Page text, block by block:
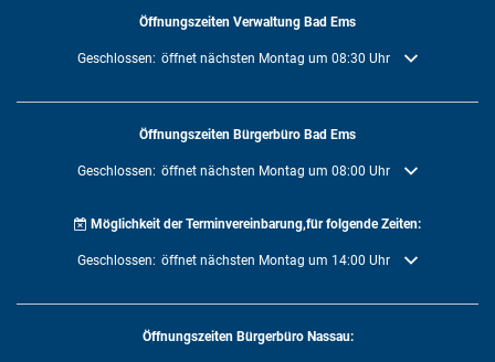
Öffnungszeiten Verwaltung Bad Ems
Klicken, um weitere Öffnungs- oder Schließzeiten auszublenden
Geschlossen: öffnet nächsten Montag um 08:30 Uhr
Öffnungszeiten Bürgerbüro Bad Ems
Klicken, um weitere Öffnungs- oder Schließzeiten auszublenden
Geschlossen: öffnet nächsten Montag um 08:00 Uhr
Möglichkeit der Terminvereinbarung,für folgende Zeiten:
Klicken, um weitere Öffnungs- oder Schließzeiten auszublenden
Geschlossen: öffnet nächsten Montag um 14:00 Uhr
Öffnungszeiten Bürgerbüro Nassau: